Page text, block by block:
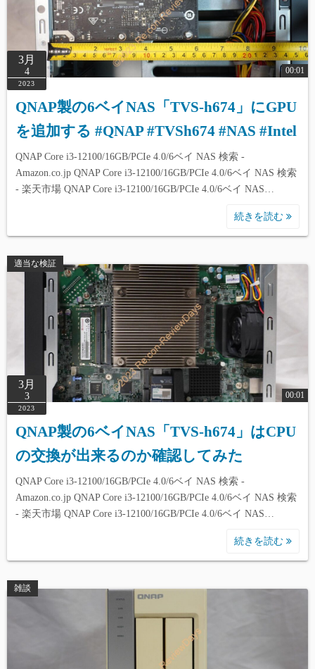
3月
4
2023
00:01
QNAP製の6ベイNAS「TVS-h674」にGPU
を追加する #QNAP #TVSh674 #NAS #Intel
QNAP Core i3-12100/16GB/PCIe 4.0/6ベイ NAS 検索 -
Amazon.co.jp QNAP Core i3-12100/16GB/PCIe 4.0/6ベイ NAS 検索
- 楽天市場 QNAP Core i3-12100/16GB/PCIe 4.0/6ベイ NAS…
続きを読む
適当な検証
3月
3
2023
00:01
QNAP製の6ベイNAS「TVS-h674」はCPU
の交換が出来るのか確認してみた
QNAP Core i3-12100/16GB/PCIe 4.0/6ベイ NAS 検索 -
Amazon.co.jp QNAP Core i3-12100/16GB/PCIe 4.0/6ベイ NAS 検索
- 楽天市場 QNAP Core i3-12100/16GB/PCIe 4.0/6ベイ NAS…
続きを読む
雑談